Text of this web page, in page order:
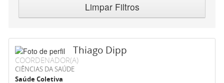
Limpar Filtros
Thiago Dipp
COORDENADOR(A)
CIÊNCIAS DA SAÚDE
Saúde Coletiva